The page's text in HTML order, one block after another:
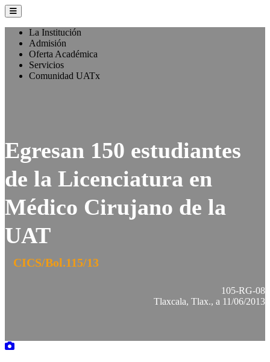
La Institución
Admisión
Oferta Académica
Servicios
Comunidad UATx
Egresan 150 estudiantes
de la Licenciatura en
Médico Cirujano de la
UAT
CICS/Bol.115/13
105-RG-08
Tlaxcala, Tlax., a 11/06/2013